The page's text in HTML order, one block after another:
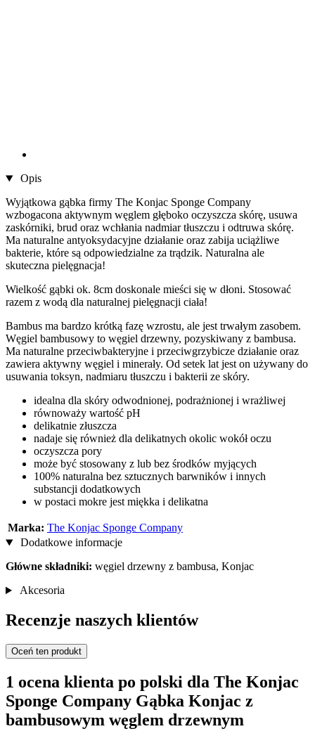
Opis
Wyjątkowa gąbka firmy The Konjac Sponge Company
wzbogacona aktywnym węglem głęboko oczyszcza skórę, usuwa
zaskórniki, brud oraz wchłania nadmiar tłuszczu i odtruwa skórę.
Ma naturalne antyoksydacyjne działanie oraz zabija uciążliwe
bakterie, które są odpowiedzialne za trądzik. Naturalna ale
skuteczna pielęgnacja!
Wielkość gąbki ok. 8cm doskonale mieści się w dłoni. Stosować
razem z wodą dla naturalnej pielęgnacji ciała!
Bambus ma bardzo krótką fazę wzrostu, ale jest trwałym zasobem.
Węgiel bambusowy to węgiel drzewny, pozyskiwany z bambusa.
Ma naturalne przeciwbakteryjne i przeciwgrzybicze działanie oraz
zawiera aktywny węgiel i minerały. Od setek lat jest on używany do
usuwania toksyn, nadmiaru tłuszczu i bakterii ze skóry.
idealna dla skóry odwodnionej, podrażnionej i wrażliwej
równoważy wartość pH
delikatnie złuszcza
nadaje się również dla delikatnych okolic wokół oczu
oczyszcza pory
może być stosowany z lub bez środków myjących
100% naturalna bez sztucznych barwników i innych
substancji dodatkowych
w postaci mokre jest miękka i delikatna
Marka: The Konjac Sponge Company
Dodatkowe informacje
Główne składniki: węgiel drzewny z bambusa, Konjac
Akcesoria
Recenzje naszych klientów
Oceń ten produkt
1 ocena klienta po polski dla The Konjac
Sponge Company Gąbka Konjac z
bambusowym węglem drzewnym